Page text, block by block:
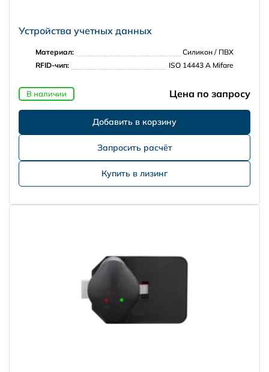
Устройства учетных данных
Материал:
Силикон / ПВХ
RFID-чип:
ISO 14443 A Mifare
В наличии Цена по запросу
Запросить расчёт
Купить в лизинг